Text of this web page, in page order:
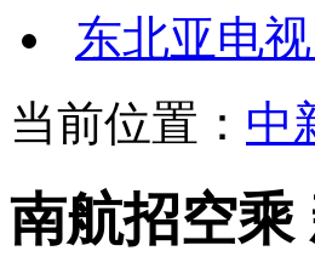
东北亚电
当前位置： 中
南航招空乘